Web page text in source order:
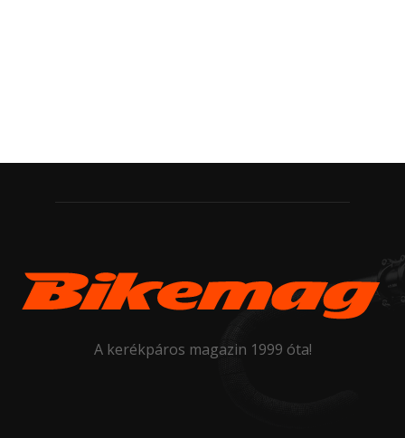
A kerékpáros magazin 1999 óta!